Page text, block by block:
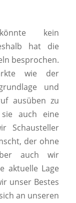
kein
hat die
besprochen.
wie der
und
ausüben zu
auch eine
Schausteller
der ohne
auch wir
aktuelle Lage
unser Bestes
an unseren